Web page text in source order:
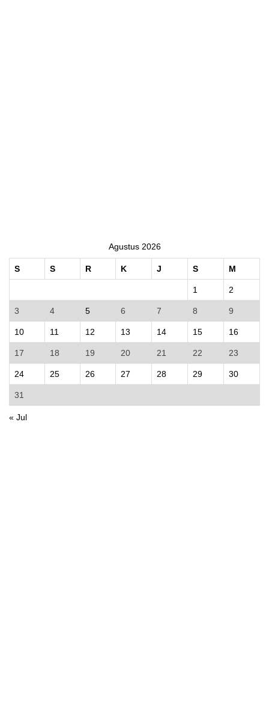
Agustus 2026
S S R K J S M
1 2
3 4 5 6 7 8 9
10 11 12 13 14 15 16
17 18 19 20 21 22 23
24 25 26 27 28 29 30
31
« Jul